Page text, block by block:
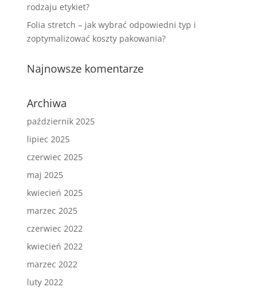
rodzaju etykiet?
Folia stretch – jak wybrać odpowiedni typ i
zoptymalizować koszty pakowania?
Najnowsze komentarze
Archiwa
październik 2025
lipiec 2025
czerwiec 2025
maj 2025
kwiecień 2025
marzec 2025
czerwiec 2022
kwiecień 2022
marzec 2022
luty 2022